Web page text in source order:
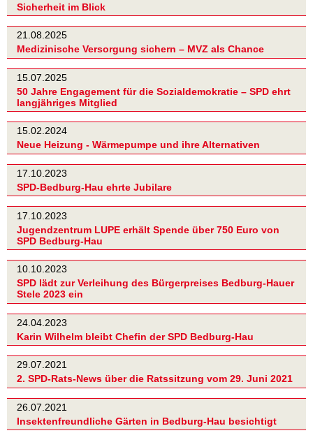
Sicherheit im Blick
21.08.2025
Medizinische Versorgung sichern – MVZ als Chance
15.07.2025
50 Jahre Engagement für die Sozialdemokratie – SPD ehrt
langjähriges Mitglied
15.02.2024
Neue Heizung - Wärmepumpe und ihre Alternativen
17.10.2023
SPD-Bedburg-Hau ehrte Jubilare
17.10.2023
Jugendzentrum LUPE erhält Spende über 750 Euro von
SPD Bedburg-Hau
10.10.2023
SPD lädt zur Verleihung des Bürgerpreises Bedburg-Hauer
Stele 2023 ein
24.04.2023
Karin Wilhelm bleibt Chefin der SPD Bedburg-Hau
29.07.2021
2. SPD-Rats-News über die Ratssitzung vom 29. Juni 2021
26.07.2021
Insektenfreundliche Gärten in Bedburg-Hau besichtigt